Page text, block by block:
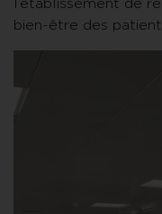
l’établissement de
bien-être des